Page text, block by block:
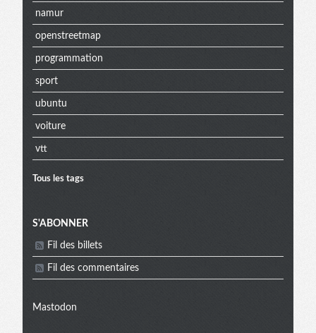
namur
openstreetmap
programmation
sport
ubuntu
voiture
vtt
Tous les tags
Menu
extra
S'ABONNER
Fil des billets
Fil des commentaires
Mastodon